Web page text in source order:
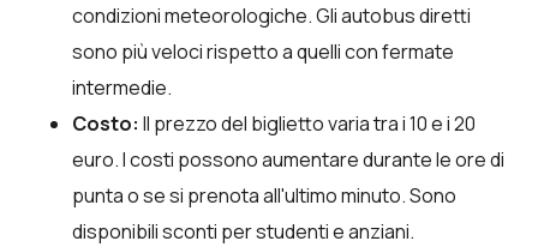
condizioni meteorologiche. Gli autobus diretti
sono più veloci rispetto a quelli con fermate
intermedie.
Costo: Il prezzo del biglietto varia tra i 10 e i 20
euro. I costi possono aumentare durante le ore di
punta o se si prenota all'ultimo minuto. Sono
disponibili sconti per studenti e anziani.